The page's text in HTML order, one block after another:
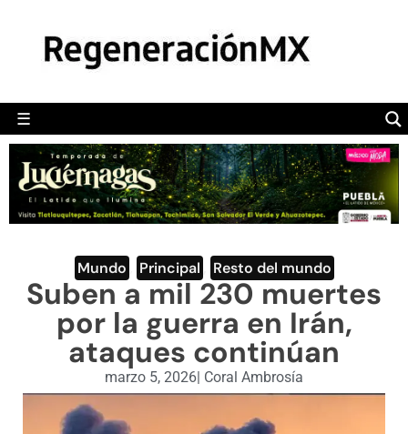
☰
POLÍTICA
CAMALEÓN
OPINIÓN
DEPORTES
ENGLISH SECTION
VIDEOS
Mundo Principal Resto del mundo
Suben a mil 230 muertes
por la guerra en Irán,
ataques continúan
marzo 5, 2026| Coral Ambrosía